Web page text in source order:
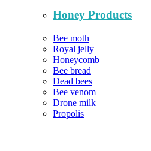
Honey Products
Bee moth
Royal jelly
Honeycomb
Bee bread
Dead bees
Bee venom
Drone milk
Propolis